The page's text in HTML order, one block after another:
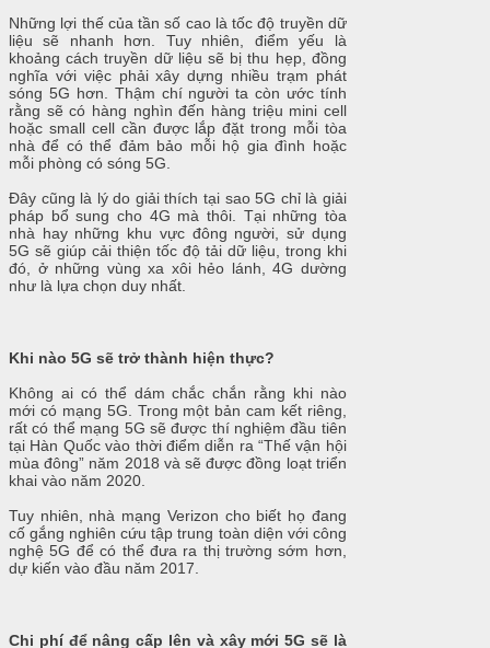
Những lợi thế của tần số cao là tốc độ truyền dữ
liệu sẽ nhanh hơn. Tuy nhiên, điểm yếu là
khoảng cách truyền dữ liệu sẽ bị thu hẹp, đồng
nghĩa với việc phải xây dựng nhiều trạm phát
sóng 5G hơn. Thậm chí người ta còn ước tính
rằng sẽ có hàng nghìn đến hàng triệu mini cell
hoặc small cell cần được lắp đặt trong mỗi tòa
nhà để có thể đảm bảo mỗi hộ gia đình hoặc
mỗi phòng có sóng 5G.
Đây cũng là lý do giải thích tại sao 5G chỉ là giải
pháp bổ sung cho 4G mà thôi. Tại những tòa
nhà hay những khu vực đông người, sử dụng
5G sẽ giúp cải thiện tốc độ tải dữ liệu, trong khi
đó, ở những vùng xa xôi hẻo lánh, 4G dường
như là lựa chọn duy nhất.
Khi nào 5G sẽ trở thành hiện thực?
Không ai có thể dám chắc chắn rằng khi nào
mới có mạng 5G. Trong một bản cam kết riêng,
rất có thể mạng 5G sẽ được thí nghiệm đầu tiên
tại Hàn Quốc vào thời điểm diễn ra “Thế vận hội
mùa đông” năm 2018 và sẽ được đồng loạt triển
khai vào năm 2020.
Tuy nhiên, nhà mạng Verizon cho biết họ đang
cố gắng nghiên cứu tập trung toàn diện với công
nghệ 5G để có thể đưa ra thị trường sớm hơn,
dự kiến vào đầu năm 2017.
Chi phí để nâng cấp lên và xây mới 5G sẽ là